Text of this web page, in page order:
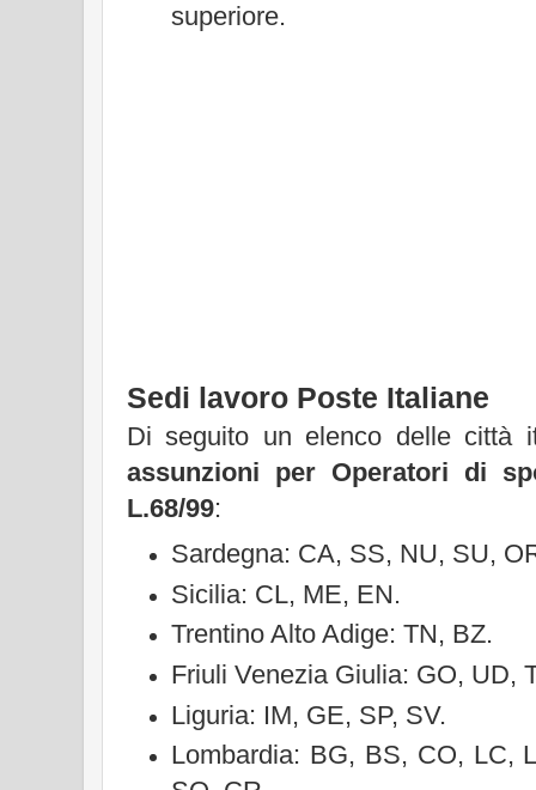
superiore.
Sedi lavoro Poste Italiane
Di seguito un elenco delle città
assunzioni per Operatori di
L.68/99:
Sardegna: CA, SS, NU, SU,
Sicilia: CL, ME, EN.
Trentino Alto Adige: TN, BZ.
Friuli Venezia Giulia: GO, UD,
Liguria: IM, GE, SP, SV.
Lombardia: BG, BS, CO, LC,